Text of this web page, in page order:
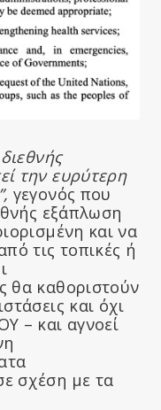
την ευρύτερη
γεγονός που
εξάπλωση
και να
τις τοπικές ή
θα καθοριστούν
και όχι
– και αγνοεί
σχέση με τα